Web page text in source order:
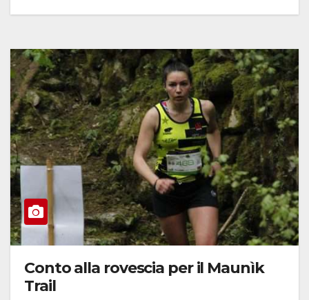
Conto alla rovescia per il Maunìk
Trail